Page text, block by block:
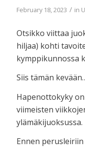
February 18, 2023 / in
Otsikko viittaa
hiljaa) kohti
kymppikunnossa
Siis tämän
Hapenottokyky
viimeisten
ylämäkijuoksussa.
Ennen